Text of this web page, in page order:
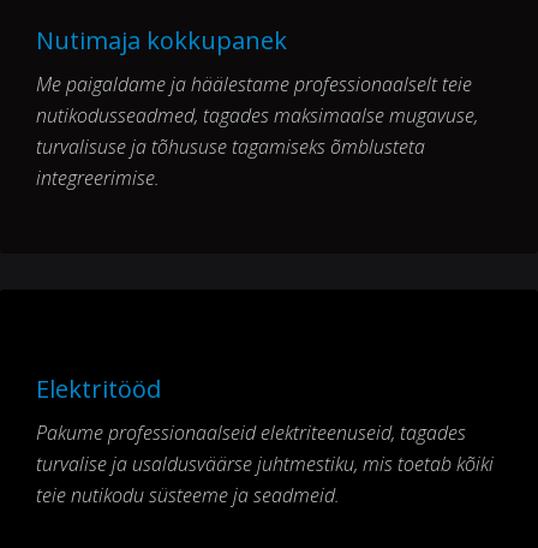
Nutimaja kokkupanek
Me paigaldame ja häälestame professionaalselt teie
nutikodusseadmed, tagades maksimaalse mugavuse,
turvalisuse ja tõhususe tagamiseks õmblusteta
integreerimise.
Elektritööd
Pakume professionaalseid elektriteenuseid, tagades
turvalise ja usaldusväärse juhtmestiku, mis toetab kõiki
teie nutikodu süsteeme ja seadmeid.